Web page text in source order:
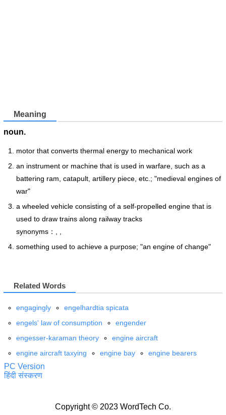
Meaning
noun.
motor that converts thermal energy to mechanical work
an instrument or machine that is used in warfare, such as a
battering ram, catapult, artillery piece, etc.; "medieval engines of
war"
a wheeled vehicle consisting of a self-propelled engine that is
used to draw trains along railway tracks
synonyms：, ,
something used to achieve a purpose; "an engine of change"
Related Words
engagingly
engelhardtia spicata
engels' law of consumption
engender
engesser-karaman theory
engine aircraft
engine aircraft taxying
engine bay engine bearers
PC Version
हिंदी संस्करण
Copyright © 2023 WordTech Co.